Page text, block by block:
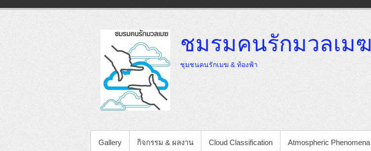
content
ชมรมคนรักมวลเมฆ
ชุมชนคนรักเมฆ & ท้องฟ้า
PRIMARY MENU
Gallery กิจกรรม & ผลงาน Cloud Classification Atmospheric Phenomena